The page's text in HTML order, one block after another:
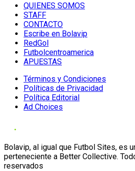
QUIENES SOMOS
STAFF
CONTACTO
Escribe en Bolavip
RedGol
Futbolcentroamerica
APUESTAS
Términos y Condiciones
Políticas de Privacidad
Política Editorial
Ad Choices
Bolavip, al igual que Futbol Sites, es
perteneciente a Better Collective.
reservados